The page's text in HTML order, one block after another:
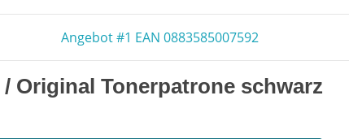
Angebot #1 EAN 0883585007592
/ Original Tonerpatrone schwarz